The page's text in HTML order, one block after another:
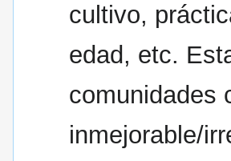
cultivo,
edad, etc.
comunidades
inmejorable/